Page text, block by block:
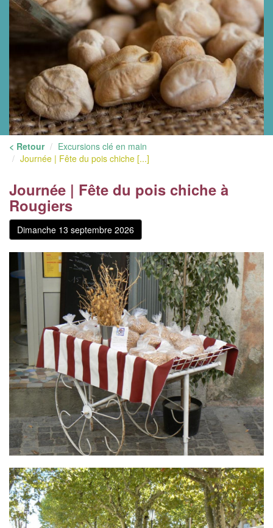
< Retour
Excursions clé en main
Journée | Fête du pois chiche [...]
Journée | Fête du pois chiche à
Rougiers
Dimanche 13 septembre 2026